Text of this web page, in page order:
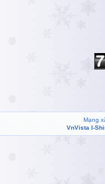
Mạng
VnVista I-